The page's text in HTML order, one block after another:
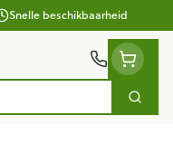
Snelle beschikbaarheid
Zoek